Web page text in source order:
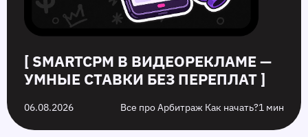
[ SMARTCPM В ВИДЕОРЕКЛАМЕ —
УМНЫЕ СТАВКИ БЕЗ ПЕРЕПЛАТ ]
06.08.2026 Все про Арбитраж Как начать?1 мин